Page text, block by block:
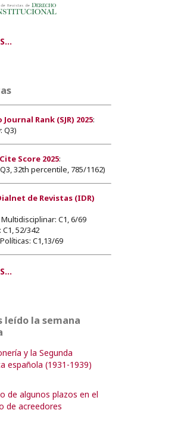
Journal Rank (SJR) 2025:
Q3)
Score 2025:
32th percentile, 785/1162)
de Revistas (IDR)
C1, 6/69
52/342
C1,13/69
leído la semana
y la Segunda
española (1931-1939)
de algunos plazos en el
de acreedores